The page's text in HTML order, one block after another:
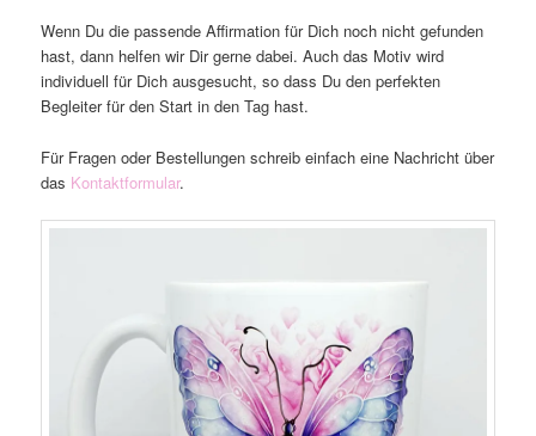
Wenn Du die passende Affirmation für Dich noch nicht gefunden
hast, dann helfen wir Dir gerne dabei. Auch das Motiv wird
individuell für Dich ausgesucht, so dass Du den perfekten
Begleiter für den Start in den Tag hast.
Für Fragen oder Bestellungen schreib einfach eine Nachricht über
das Kontaktformular.